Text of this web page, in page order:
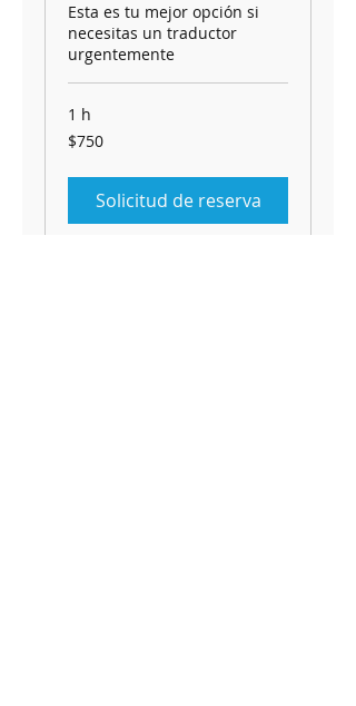
Esta es tu mejor opción si
necesitas un traductor
urgentemente
1 h
750
pesos
$750
Solicitud de reserva